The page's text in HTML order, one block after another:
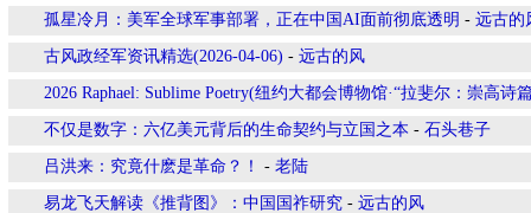
孤星冷月：美军全球军事部署，正在中国AI面前彻底透明 - 远古的
古风政经军资讯精选(2026-04-06) - 远古的风
2026 Raphael: Sublime Poetry(纽约大都会博物馆·“拉斐尔：崇高诗
不仅是数字：六亿美元背后的生命契约与立国之本 - 石头巷子
吕洪来：究竟什麽是革命？！ - 老陆
易龙飞天解读《推背图》：中国国祚研究 - 远古的风